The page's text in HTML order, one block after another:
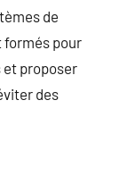
de
formés pour
proposer
des